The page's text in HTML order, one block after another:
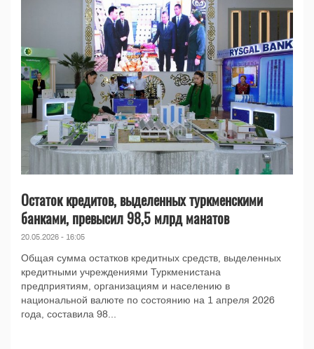
Остаток кредитов, выделенных туркменскими
банками, превысил 98,5 млрд манатов
20.05.2026 - 16:05
Общая сумма остатков кредитных средств, выделенных
кредитными учреждениями Туркменистана
предприятиям, организациям и населению в
национальной валюте по состоянию на 1 апреля 2026
года, составила 98...